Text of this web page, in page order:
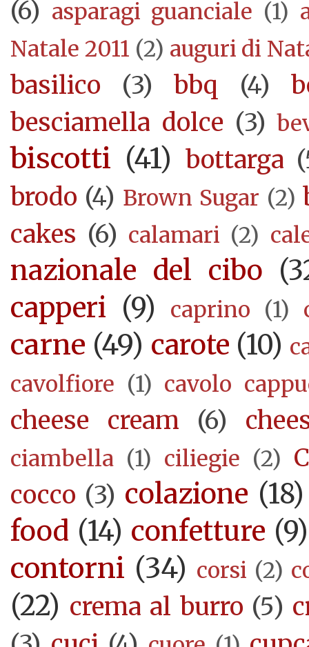
(6) asparagi guanciale (1)
Natale 2011 (2) auguri di
basilico (3) bbq (4)
besciamella dolce (3)
biscotti (41) bottarga
brodo (4) Brown Sugar (2)
cakes (6) calamari (2)
nazionale del cibo
capperi (9) caprino (1)
carne (49) carote (10)
cavolfiore (1) cavolo
cheese cream (6)
ciambella (1) ciliegie (2)
cocco (3) colazione (18)
food (14) confetture (9)
contorni (34) corsi (2)
(22) crema al burro (5)